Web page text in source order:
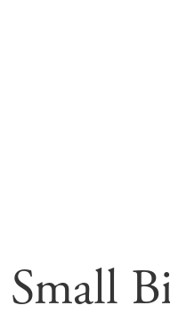
Small